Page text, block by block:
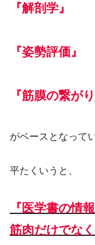
『解剖学』
『姿勢評価』
『筋膜の繋がり
がベースとなって
平たくいうと、
『医学書の情
筋肉だけでな